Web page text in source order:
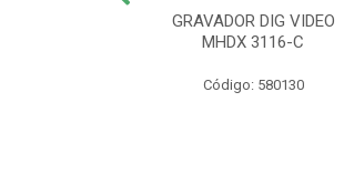
GRAVADOR DIG VIDEO
MHDX 3116-C
Código: 580130